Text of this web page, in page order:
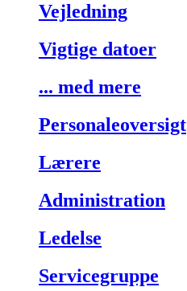
Vejledning
Vigtige datoer
... med mere
Personaleoversigt
Lærere
Administration
Ledelse
Servicegruppe